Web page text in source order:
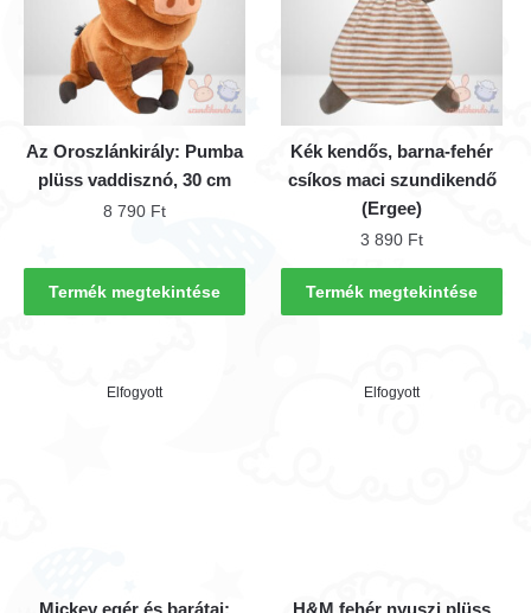
Az Oroszlánkirály: Pumba
plüss vaddisznó, 30 cm
8 790 Ft
Termék megtekintése
Kék kendős, barna-fehér
csíkos maci szundikendő
(Ergee)
3 890 Ft
Termék megtekintése
Elfogyott Elfogyott